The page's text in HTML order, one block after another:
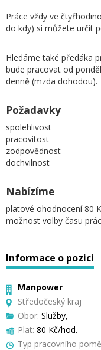
Práce vždy ve
do kdy) si můžete určit
Hledáme také předáka
bude pracovat od
denně (mzda dohodou).
Požadavky
spolehlivost
pracovitost
zodpovědnost
dochvilnost
Nabízíme
platové ohodnocení 80
možnost volby času
Informace o pozici
Manpower
Středočeský kraj
Obor: Služby,
Plat: 80 Kč/hod.
Typ pracovního